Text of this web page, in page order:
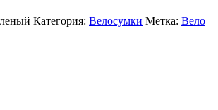
Категория: Велосумки Метка: Вело